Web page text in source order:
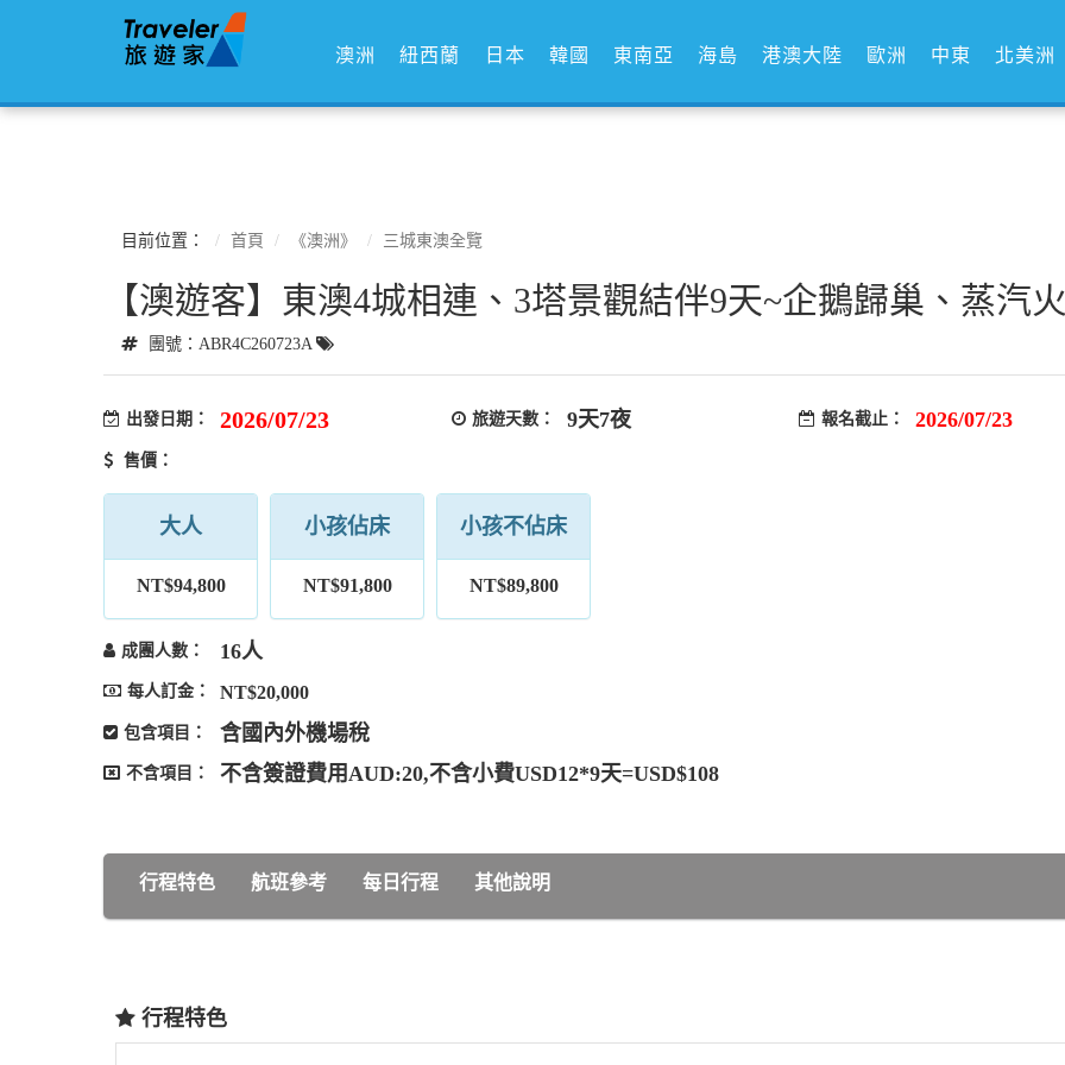
澳洲 紐西蘭 日本 韓國 東南亞 海島 港澳大陸 歐洲 中東 北美洲
目前位置： 首頁 《澳洲》 三城東澳全覽
【澳遊客】東澳4城相連、3塔景觀結伴9天~企鵝歸巢、蒸汽
團號：ABR4C260723A
出發日期： 2026/07/23 旅遊天數： 9天7夜 報名截止： 2026/07/23
售價：
大人
NT$94,800
小孩佔床
NT$91,800
小孩不佔床
NT$89,800
成團人數： 16人
每人訂金： NT$20,000
包含項目： 含國內外機場稅
不含項目： 不含簽證費用AUD:20,不含小費USD12*9天=USD$108
行程特色 航班參考 每日行程 其他說明
行程特色